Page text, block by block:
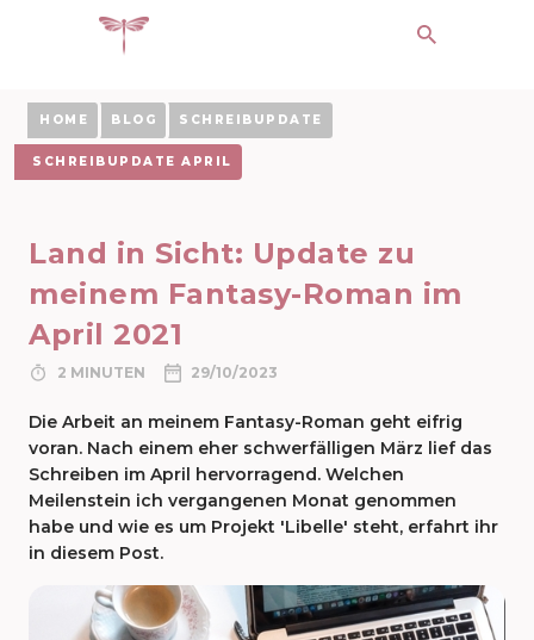
HOME BLOG SCHREIBUPDATE
SCHREIBUPDATE APRIL
Land in Sicht: Update zu
meinem Fantasy-Roman im
April 2021
2 MINUTEN 29/10/2023
Die Arbeit an meinem Fantasy-Roman geht eifrig
voran. Nach einem eher schwerfälligen März lief das
Schreiben im April hervorragend. Welchen
Meilenstein ich vergangenen Monat genommen
habe und wie es um Projekt 'Libelle' steht, erfahrt ihr
in diesem Post.